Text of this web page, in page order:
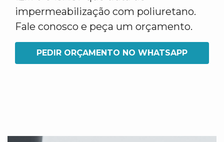
impermeabilização com poliuretano.
Fale conosco e peça um orçamento.
PEDIR ORÇAMENTO NO WHATSAPP